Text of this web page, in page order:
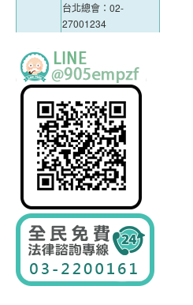
網路購物
買賣糾紛
租賃合約
台北總會：02-
27001234
23757234
南區分會：06-
2411234
高屏分會：07-
2251234
花東分會：03-
8333234
交通糾紛
交通事故
臺北市政府警察局
電話：(02)2331-3561
新北市政府警察局
電話：(02)8072-5454
桃園縣政府警察局
電話：(03)332-
5368、(03)335-3024
經濟部智慧財產局